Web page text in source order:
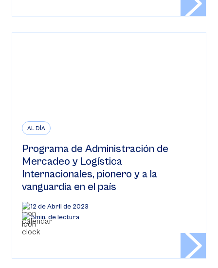
AL DÍA
Programa de Administración de
Mercadeo y Logística
Internacionales, pionero y a la
vanguardia en el país
12 de Abril de 2023
5min. de lectura